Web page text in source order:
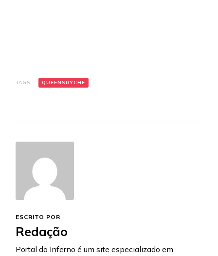
TAGS: QUEENSRYCHE
ESCRITO POR
Redação
Portal do Inferno é um site especializado em